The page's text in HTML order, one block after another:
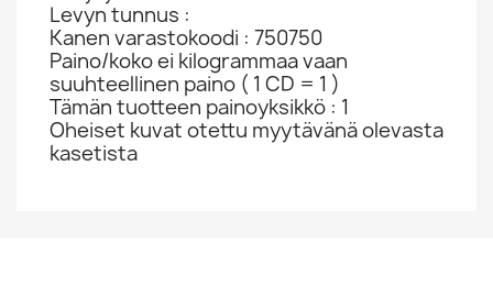
Levyn tunnus :
Kanen varastokoodi : 750750
Paino/koko ei kilogrammaa vaan
suuhteellinen paino ( 1 CD = 1 )
Tämän tuotteen painoyksikkö : 1
Oheiset kuvat otettu myytävänä olevasta
kasetista